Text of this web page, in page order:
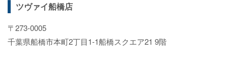
ツヴァイ船橋店
〒273-0005
千葉県船橋市本町2丁目1-1船橋スクエア21 9階